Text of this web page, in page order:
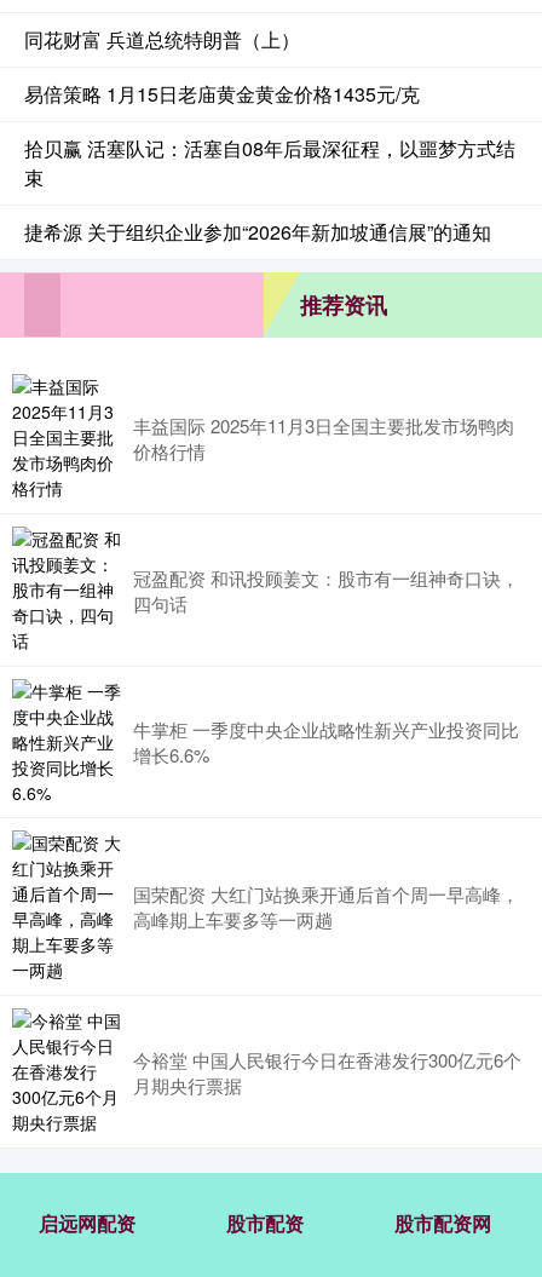
同花财富 兵道总统特朗普（上）
易倍策略 1月15日老庙黄金黄金价格1435元/克
拾贝赢 活塞队记：活塞自08年后最深征程，以噩梦方式结
束
捷希源 关于组织企业参加“2026年新加坡通信展”的通知
推荐资讯
丰益国际 2025年11月3日全国主要批发市场鸭肉
价格行情
冠盈配资 和讯投顾姜文：股市有一组神奇口诀，
四句话
牛掌柜 一季度中央企业战略性新兴产业投资同比
增长6.6%
国荣配资 大红门站换乘开通后首个周一早高峰，
高峰期上车要多等一两趟
今裕堂 中国人民银行今日在香港发行300亿元6个
月期央行票据
启远网配资 股市配资 股市配资网